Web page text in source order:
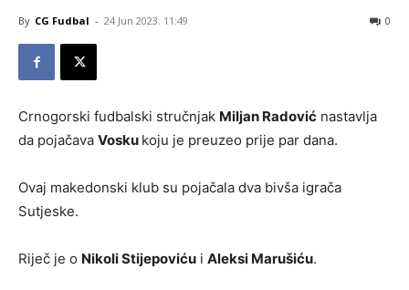
By CG Fudbal - 24 Jun 2023. 11:49 0
Crnogorski fudbalski stručnjak Miljan Radović nastavlja
da pojačava Vosku koju je preuzeo prije par dana.
Ovaj makedonski klub su pojačala dva bivša igrača
Sutjeske.
Riječ je o Nikoli Stijepoviću i Aleksi Marušiću.